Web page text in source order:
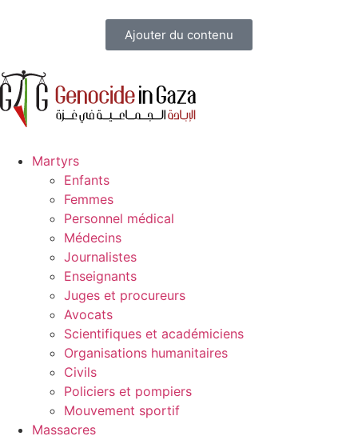
Ajouter du contenu
Martyrs
Enfants
Femmes
Personnel médical
Médecins
Journalistes
Enseignants
Juges et procureurs
Avocats
Scientifiques et académiciens
Organisations humanitaires
Civils
Policiers et pompiers
Mouvement sportif
Massacres